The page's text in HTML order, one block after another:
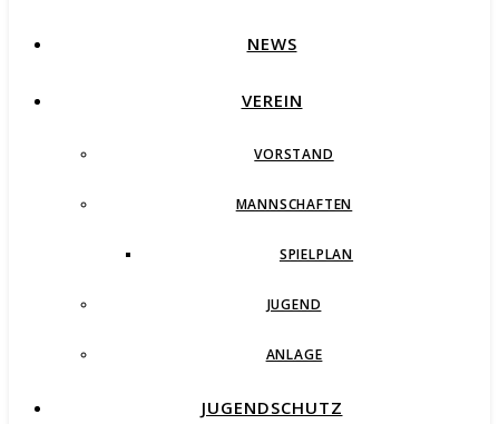
NEWS
VEREIN
VORSTAND
MANNSCHAFTEN
SPIELPLAN
JUGEND
ANLAGE
JUGENDSCHUTZ